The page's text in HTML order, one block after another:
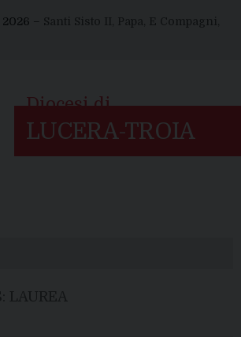
– Santi Sisto II, Papa, E Compagni,